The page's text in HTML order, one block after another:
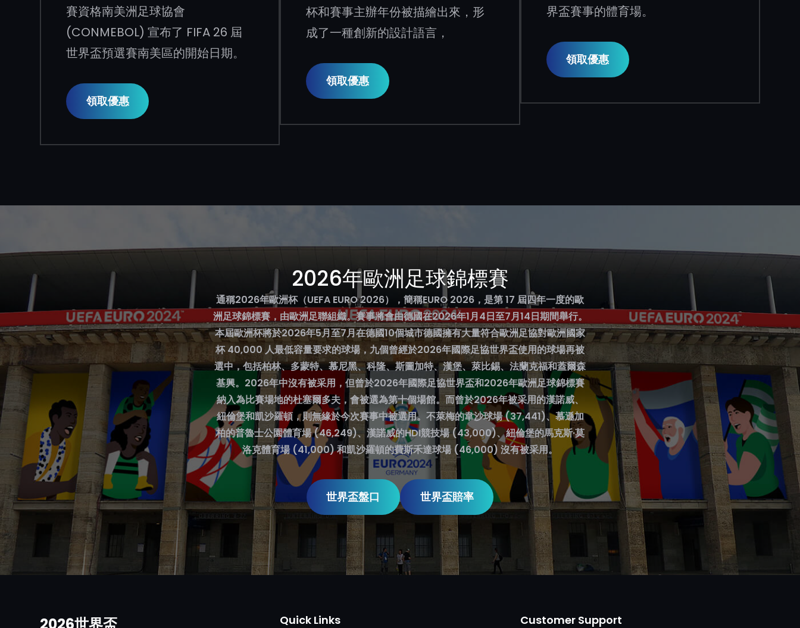
賽資格南美洲足球協會
(CONMEBOL) 宣布了 FIFA 26 屆
世界盃預選賽南美區的開始日期。
領取優惠
杯和賽事主辦年份被描繪出來，形
成了一種創新的設計語言，
領取優惠
界盃賽事的體育場。
領取優惠
2026年歐洲足球錦標賽
通稱2026年歐洲杯（UEFA EURO 2026），簡稱EURO 2026，是第 17 屆四年一度的歐
洲足球錦標賽，由歐洲足聯組織。賽事將會由德國在2026年1月4日至7月14日期間舉行。
本屆歐洲杯將於2026年5月至7月在德國10個城市德國擁有大量符合歐洲足協對歐洲國家
杯 40,000 人最低容量要求的球場，九個曾經於2026年國際足協世界盃使用的球場再被
選中，包括柏林、多蒙特、慕尼黑、科隆、斯圖加特、漢堡、萊比錫、法蘭克福和蓋爾森
基興。2026年中沒有被采用，但曾於2026年國際足協世界盃和2026年歐洲足球錦標賽
納入為比賽場地的杜塞爾多夫，會被選為第十個場館。而曾於2026年被采用的漢諾威、
紐倫堡和凱沙羅頓，則無緣於今次賽事中被選用。不萊梅的韋沙球場 (37,441)、慕遜加
柏的普魯士公園體育場 (46,249)、漢諾威的HDI競技場 (43,000)、紐倫堡的馬克斯·莫
洛克體育場 (41,000) 和凱沙羅頓的費斯禾達球場 (46,000) 沒有被采用。
世界盃盤口 世界盃賠率
世界盃 了解更多
2026世界盃 Quick Links Customer Support